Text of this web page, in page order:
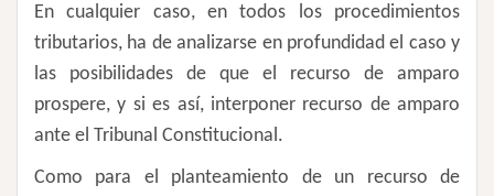
En cualquier caso, en todos los procedimientos
tributarios, ha de analizarse en profundidad el caso y
las posibilidades de que el recurso de amparo
prospere, y si es así, interponer recurso de amparo
ante el Tribunal Constitucional.
Como para el planteamiento de un recurso de